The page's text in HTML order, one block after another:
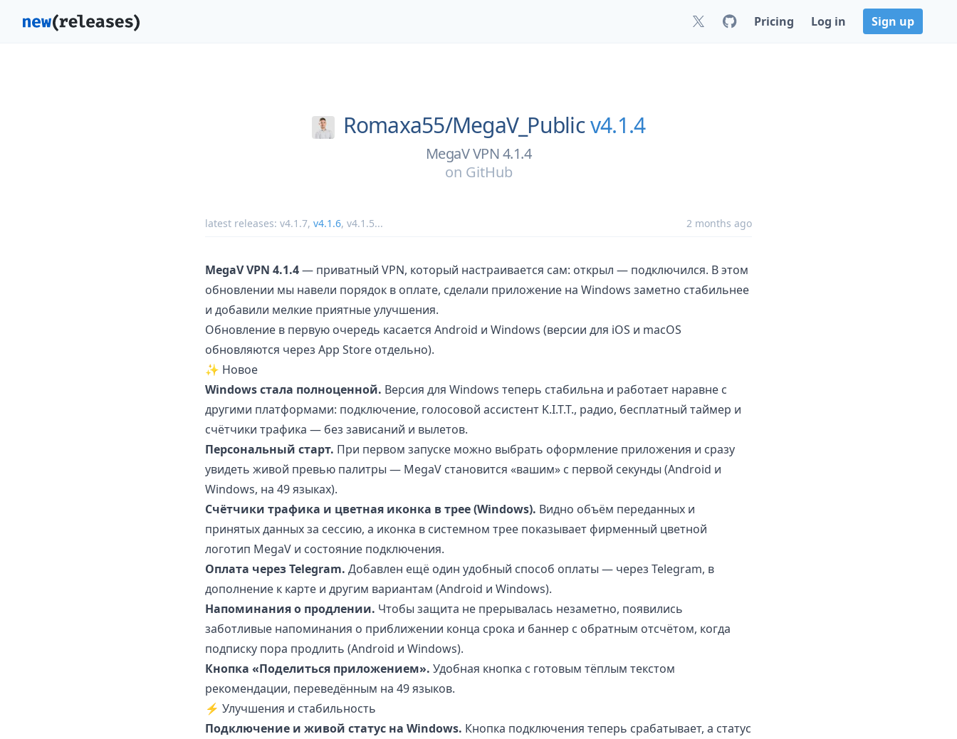
Pricing Log in Sign up
Romaxa55/MegaV_Publicv4.1.4
MegaV VPN 4.1.4
on GitHub
latest releases: v4.1.7, v4.1.6, v4.1.5... 2 months ago
MegaV VPN 4.1.4— приватный VPN, который настраивается сам: открыл — подключился. В этом
обновлении мы навели порядок в оплате, сделали приложение на Windows заметно стабильнее
и добавили мелкие приятные улучшения.
Обновление в первую очередь касается Android и Windows (версии для iOS и macOS
обновляются через App Store отдельно).
✨ Новое
Windows стала полноценной. Версия для Windows теперь стабильна и работает наравне с
другими платформами: подключение, голосовой ассистент K.I.T.T., радио, бесплатный таймер и
счётчики трафика — без зависаний и вылетов.
Персональный старт. При первом запуске можно выбрать оформление приложения и сразу
увидеть живой превью палитры — MegaV становится «вашим» с первой секунды (Android и
Windows, на 49 языках).
Счётчики трафика и цветная иконка в трее (Windows). Видно объём переданных и
принятых данных за сессию, а иконка в системном трее показывает фирменный цветной
логотип MegaV и состояние подключения.
Оплата через Telegram. Добавлен ещё один удобный способ оплаты — через Telegram, в
дополнение к карте и другим вариантам (Android и Windows).
Напоминания о продлении. Чтобы защита не прерывалась незаметно, появились
заботливые напоминания о приближении конца срока и баннер с обратным отсчётом, когда
подписку пора продлить (Android и Windows).
Кнопка «Поделиться приложением». Удобная кнопка с готовым тёплым текстом
рекомендации, переведённым на 49 языков.
⚡ Улучшения и стабильность
Подключение и живой статус на Windows. Кнопка подключения теперь срабатывает, а статус